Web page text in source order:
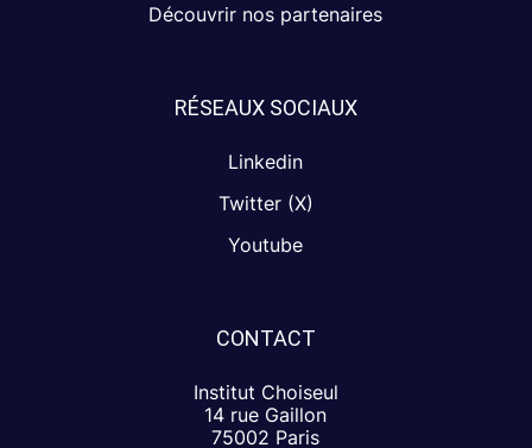
Découvrir nos partenaires
RÉSEAUX SOCIAUX
Linkedin
Twitter (X)
Youtube
CONTACT
Institut Choiseul
14 rue Gaillon
75002 Paris